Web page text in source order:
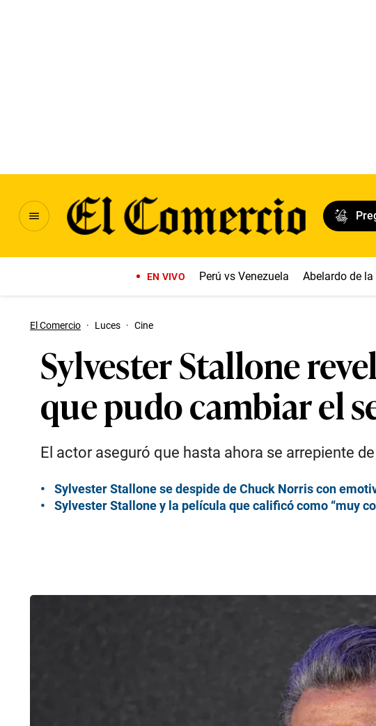
EN VIVO Perú vs Venezuela Abelardo de la
El Comercio · Luces · Cine
Sylvester Stallone
que pudo cambiar el
El actor aseguró que hasta ahora se arrepiente
Sylvester Stallone se despide de Chuck Norris con
Sylvester Stallone y la película que calificó como “muy